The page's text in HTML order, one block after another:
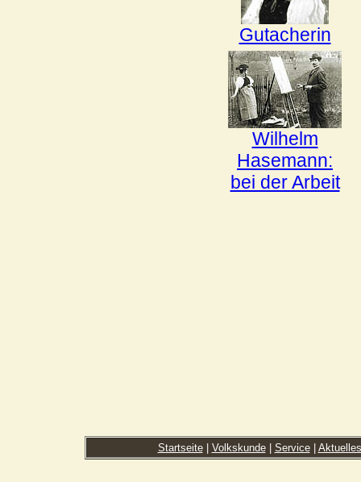
Gutacherin
Wilhelm
Hasemann:
bei der Arbeit
Startseite Volkskunde Service Aktuelles